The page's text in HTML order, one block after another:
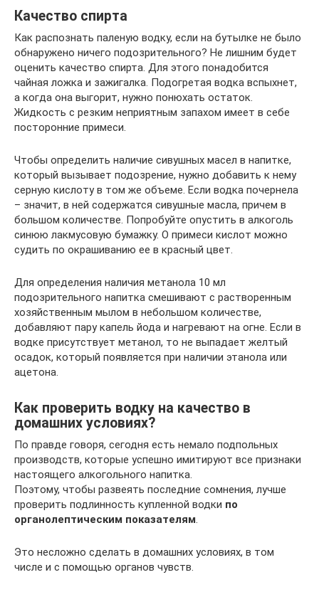
Качество спирта
Как распознать паленую водку, если на бутылке не было
обнаружено ничего подозрительного? Не лишним будет
оценить качество спирта. Для этого понадобится
чайная ложка и зажигалка. Подогретая водка вспыхнет,
а когда она выгорит, нужно понюхать остаток.
Жидкость с резким неприятным запахом имеет в себе
посторонние примеси.
Чтобы определить наличие сивушных масел в напитке,
который вызывает подозрение, нужно добавить к нему
серную кислоту в том же объеме. Если водка почернела
– значит, в ней содержатся сивушные масла, причем в
большом количестве. Попробуйте опустить в алкоголь
синюю лакмусовую бумажку. О примеси кислот можно
судить по окрашиванию ее в красный цвет.
Для определения наличия метанола 10 мл
подозрительного напитка смешивают с растворенным
хозяйственным мылом в небольшом количестве,
добавляют пару капель йода и нагревают на огне. Если в
водке присутствует метанол, то не выпадает желтый
осадок, который появляется при наличии этанола или
ацетона.
Как проверить водку на качество в
домашних условиях?
По правде говоря, сегодня есть немало подпольных
производств, которые успешно имитируют все признаки
настоящего алкогольного напитка.
Поэтому, чтобы развеять последние сомнения, лучше
проверить подлинность купленной водки по
органолептическим показателям
Это несложно сделать в домашних условиях, в том
числе и с помощью органов чувств.